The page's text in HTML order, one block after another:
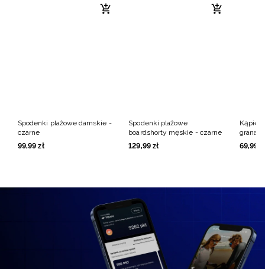
Spodenki plażowe damskie -
czarne
99,99 zł
Spodenki plażowe
boardshorty męskie - czarne
129,99 zł
69,99